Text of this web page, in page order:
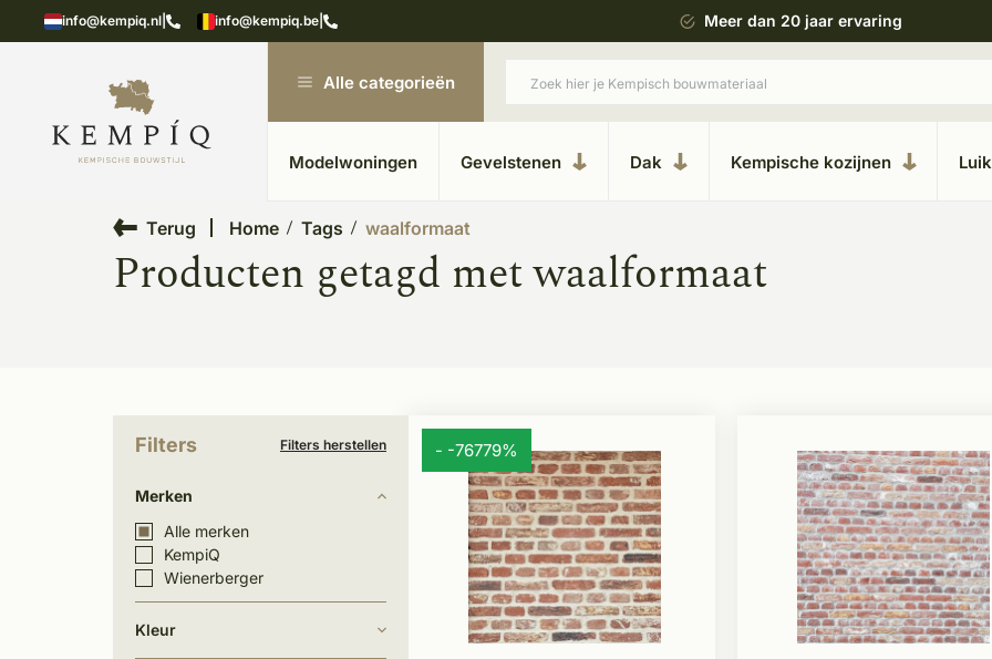
info@kempiq.nl info@kempiq.be
in Kesteren Unieke materialen in kempische bouwstijl Meer dan 20 jaar ervaring
Alle categorieën
Modelwoningen Gevelstenen Dak Kempische kozijnen
Terug Home Tags waalformaat
Producten getagd met waalformaat
Filters Filters herstellen
Merken
Alle merken
KempiQ
Wienerberger
Kleur
- -76779%